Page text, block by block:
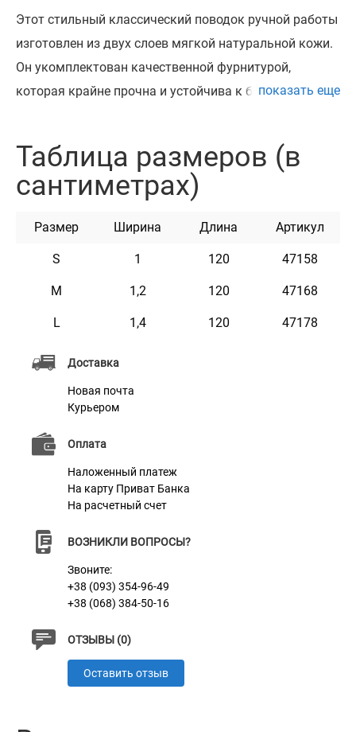
Доставка
Новая почта
Курьером
Оплата
Наложенный платеж
На карту Приват Банка
На расчетный счет
ВОЗНИКЛИ ВОПРОСЫ?
Звоните:
+38 (093) 354-96-49
+38 (068) 384-50-16
ОТЗЫВЫ (0)
Оставить отзыв
Этот стильный классический поводок ручной работы
изготовлен из двух слоев мягкой натуральной кожи.
Он укомплектован качественной фурнитурой,
которая крайне прочна и устойчива к большим
надолго сохранит первозданный вид. Благодаря
разнообразию размеров этот поводок отлично
питомцев крупных пород.
показать еще
Таблица размеров (в
сантиметрах)
Размер Ширина Длина Артикул
S 1 120 47158
M 1,2 120 47168
L 1,4 120 47178